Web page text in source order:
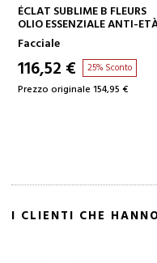
AGGIUNGI AL CARRELLO
ÉCLAT SUBLIME B FLEURS
OLIO ESSENZIALE ANTI-ETÀ
GLOBALE
Facciale
116,52 € 25% Sconto
Prezzo originale 154,95 €
I CLIENTI CHE